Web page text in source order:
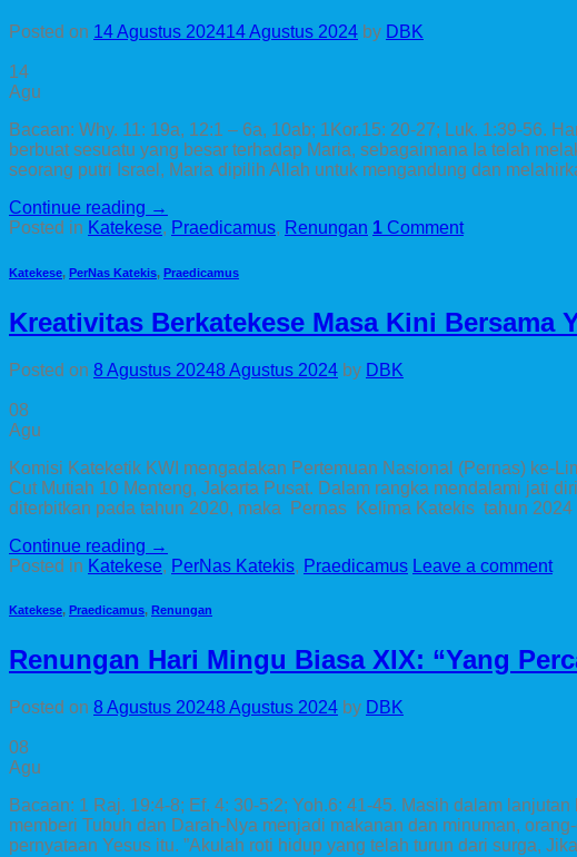
Posted on 14 Agustus 202414 Agustus 2024 by DBK
14
Agu
Bacaan: Why. 11: 19a, 12:1 – 6a, 10ab; 1Kor.15: 20-27; Luk. 1:39-56.
berbuat sesuatu yang besar terhadap Maria, sebagaimana Ia telah
seorang putri Israel, Maria dipilih Allah untuk mengandung dan
Continue reading →
Posted in Katekese, Praedicamus, Renungan 1 Comment
Katekese, PerNas Katekis, Praedicamus
Kreativitas Berkatekese Masa Kini Bersama
Posted on 8 Agustus 20248 Agustus 2024 by DBK
08
Agu
Komisi Kateketik KWI mengadakan Pertemuan Nasional (Pernas) ke-
Cut Mutiah 10 Menteng, Jakarta Pusat. Dalam rangka mendalami jati
diterbitkan pada tahun 2020, maka Pernas Kelima Katekis tahun
Continue reading →
Posted in Katekese, PerNas Katekis, Praedicamus Leave a comment
Katekese, Praedicamus, Renungan
Renungan Hari Mingu Biasa XIX: “Yang
Posted on 8 Agustus 20248 Agustus 2024 by DBK
08
Agu
Bacaan: 1 Raj. 19:4-8; Ef. 4: 30-5:2; Yoh.6: 41-45. Masih dalam
memberi Tubuh dan Darah-Nya menjadi makanan dan minuman,
pernyataan Yesus itu. ”Akulah roti hidup yang telah turun dari surga,